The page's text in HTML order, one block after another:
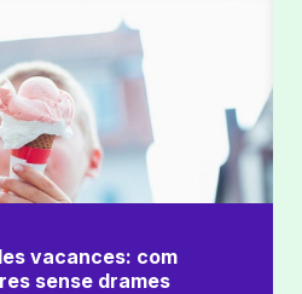
vacances: com
sense drames